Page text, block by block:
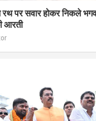
रथ पर सवार होकर निकले
आरती